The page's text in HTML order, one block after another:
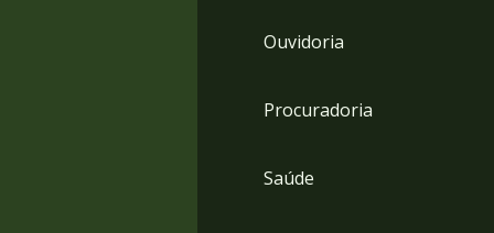
Ouvidoria
Procuradoria
Saúde